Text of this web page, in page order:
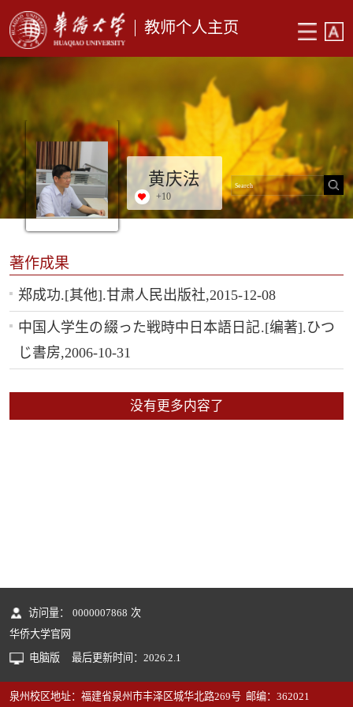
教师个人主页
黄庆法
+10
著作成果
郑成功.[其他].甘肃人民出版社,2015-12-08
中国人学生の綴った戦時中日本語日記.[编著].ひつ
じ書房,2006-10-31
没有更多内容了
访问量： 0000007868 次
华侨大学官网
电脑版
最后更新时间： 2026 2 1
泉州校区地址：福建省泉州市丰泽区城华北路269号 邮编：362021